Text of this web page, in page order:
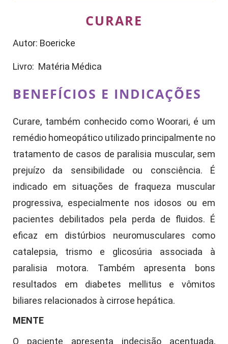
CURARE
Autor: Boericke
Livro: Matéria Médica
BENEFÍCIOS E INDICAÇÕES
Curare, também conhecido como Woorari, é um
remédio homeopático utilizado principalmente no
tratamento de casos de paralisia muscular, sem
prejuízo da sensibilidade ou consciência. É
indicado em situações de fraqueza muscular
progressiva, especialmente nos idosos ou em
pacientes debilitados pela perda de fluidos. É
eficaz em distúrbios neuromusculares como
catalepsia, trismo e glicosúria associada à
paralisia motora. Também apresenta bons
resultados em diabetes mellitus e vômitos
biliares relacionados à cirrose hepática.
MENTE
O paciente apresenta indecisão acentuada,